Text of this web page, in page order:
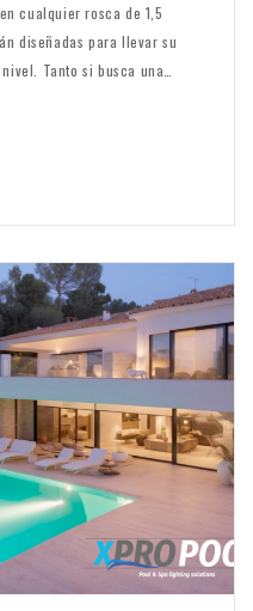
cualquier rosca de 1,5
diseñadas para llevar su
Tanto si busca una
una versión duradera de